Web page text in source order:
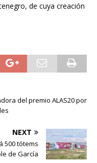
de cuya creación
del premio ALAS20 por
NEXT
500 tótems
de García